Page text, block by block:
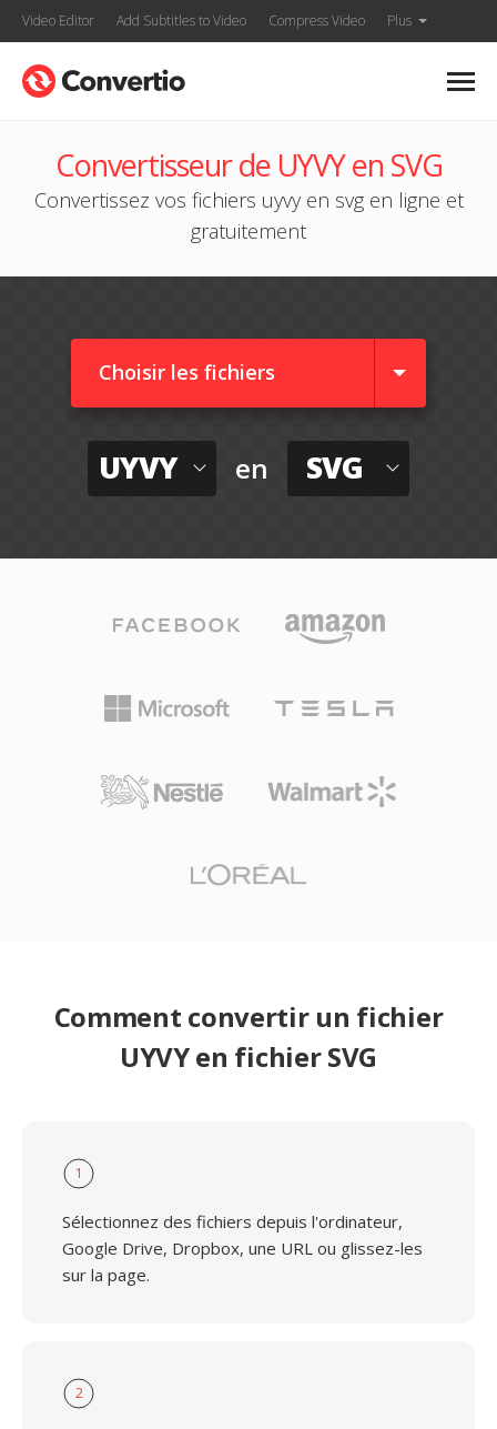
Video Editor Add Subtitles to Video Compress Video Plus
Convertisseur de UYVY en SVG
Convertissez vos fichiers uyvy en svg en ligne et
gratuitement
Choisir les fichiers
UYVY en SVG
Comment convertir un fichier
UYVY en fichier SVG
1
Sélectionnez des fichiers depuis l'ordinateur,
Google Drive, Dropbox, une URL ou glissez-les
sur la page.
2